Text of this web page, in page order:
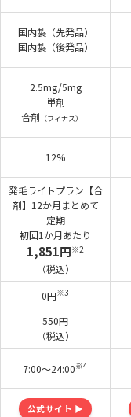
国内製（先発品）
国内製（後発品）
2.5mg/5mg
単剤
合剤 （フィナス）
12%
発毛ライトプラン【合
剤】12か月まとめて
定期
初回1か月あたり
1,851円※2
（税込）
0円※3
550円
（税込）
7:00～24:00※4
公式サイト ▶